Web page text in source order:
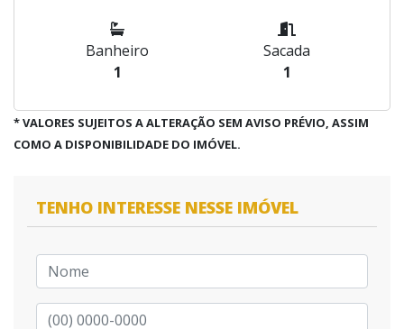
Banheiro
1
Sacada
1
* VALORES SUJEITOS A ALTERAÇÃO SEM AVISO PRÉVIO, ASSIM
COMO A DISPONIBILIDADE DO IMÓVEL.
TENHO INTERESSE NESSE IMÓVEL